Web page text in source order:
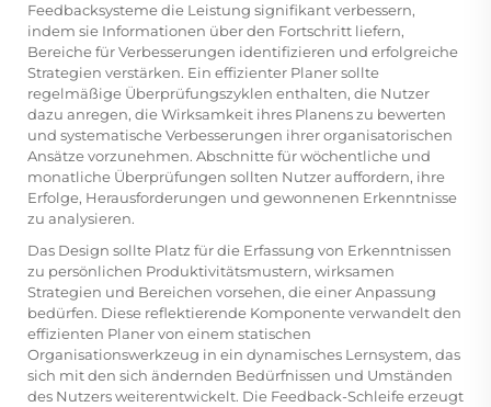
Feedbacksysteme die Leistung signifikant verbessern,
indem sie Informationen über den Fortschritt liefern,
Bereiche für Verbesserungen identifizieren und erfolgreiche
Strategien verstärken. Ein effizienter Planer sollte
regelmäßige Überprüfungszyklen enthalten, die Nutzer
dazu anregen, die Wirksamkeit ihres Planens zu bewerten
und systematische Verbesserungen ihrer organisatorischen
Ansätze vorzunehmen. Abschnitte für wöchentliche und
monatliche Überprüfungen sollten Nutzer auffordern, ihre
Erfolge, Herausforderungen und gewonnenen Erkenntnisse
zu analysieren.
Das Design sollte Platz für die Erfassung von Erkenntnissen
zu persönlichen Produktivitätsmustern, wirksamen
Strategien und Bereichen vorsehen, die einer Anpassung
bedürfen. Diese reflektierende Komponente verwandelt den
effizienten Planer von einem statischen
Organisationswerkzeug in ein dynamisches Lernsystem, das
sich mit den sich ändernden Bedürfnissen und Umständen
des Nutzers weiterentwickelt. Die Feedback-Schleife erzeugt